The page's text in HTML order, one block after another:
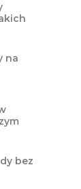
na
bez